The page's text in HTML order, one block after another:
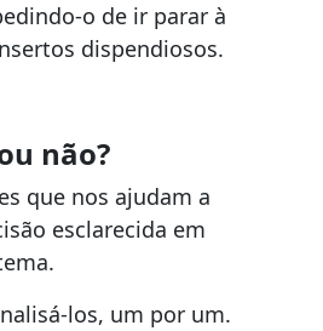
o de ir parar à
dispendiosos.
não?
que nos ajudam a
esclarecida em
los, um por um.